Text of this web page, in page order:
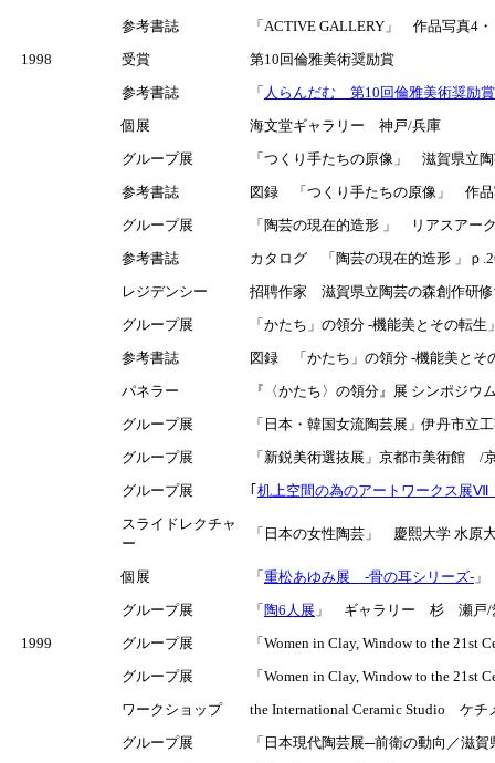
参考書誌
「ACTIVE GALLERY」 作品写真4
1998
受賞
第10回倫雅美術奨励賞
参考書誌
「 人らんだむ 第10回倫雅美術奨励
個展
海文堂ギャラリー 神戸/兵庫
グループ展
「つくり手たちの原像」 滋賀県
参考書誌
図録 「つくり手たちの原像」 作品
グループ展
「陶芸の現在的造形 」 リアスアー
参考書誌
カタログ 「陶芸の現在的造形 」ｐ
レジデンシー
招聘作家 滋賀県立陶芸の森創作研
グループ展
「かたち」の領分 -機能美とその
参考書誌
図録 「かたち」の領分 -機能美とそ
パネラー
『〈かたち〉の領分』展 シンポジ
グループ展
「日本・韓国女流陶芸展」伊丹市
グループ展
「新鋭美術選抜展」京都市美術館 /
グループ展
｢ 机上空間の為のアートワークス展
スライドレクチャ
ー
「日本の女性陶芸」 慶熙大学 水
個展 「 重松あゆみ展 -骨の耳シリーズ-
グループ展
「 陶6人展 」 ギャラリー 杉 瀬戸/
1999
グループ展
「Women in Clay, Window to the
グループ展
「Women in Clay, Window to the
ワークショップ
the International Ceramic Studio ケチ
グループ展
「日本現代陶芸展─前衛の動向／滋